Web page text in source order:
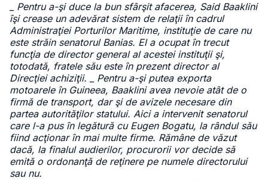
Pentru a-şi duce la bun sfârşit afacerea, Said Baaklini
îşi crease un adevărat sistem de relaţii în cadrul
Administraţiei Porturilor Maritime, instituţie de care nu
este străin senatorul Banias. El a ocupat în trecut
funcţia de director general al acestei instituţii şi,
totodată, fratele său este în prezent director al
Direcţiei achiziţii. _ Pentru a-şi putea exporta
motoarele în Guineea, Baaklini avea nevoie atât de o
firmă de transport, dar şi de avizele necesare din
partea autorităţilor statului. Aici a intervenit senatorul
care l-a pus în legătură cu Eugen Bogatu, la rândul său
fiind acţionar în mai multe firme. Rămâne de văzut
dacă, la finalul audierilor, procurorii vor decide să
emită o ordonanţă de reţinere pe numele directorului
sau nu.